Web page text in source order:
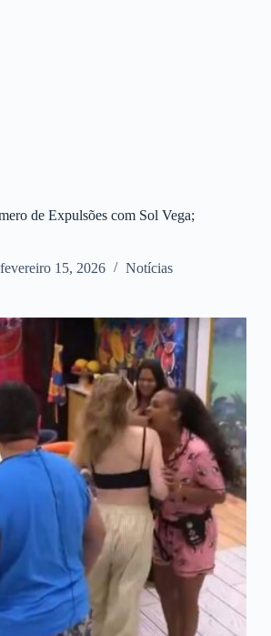
de Expulsões com Sol Vega;
fevereiro 15, 2026 Notícias